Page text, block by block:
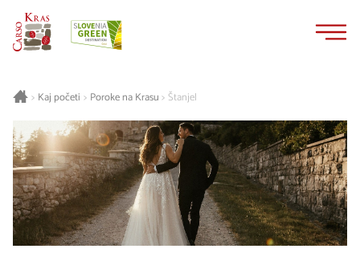
> Kaj početi > Poroke na Krasu >Štanjel